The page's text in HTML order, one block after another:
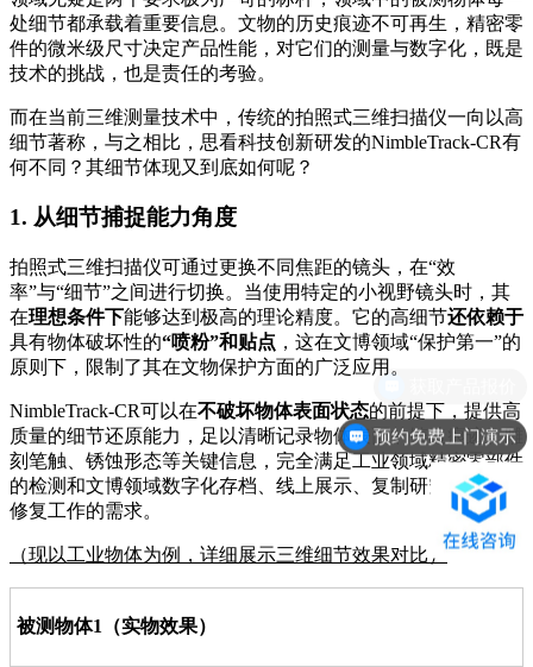
处细节都承载着重要信息。文物的历史痕迹不可再生，精密零
件的微米级尺寸决定产品性能，对它们的测量与数字化，既是
技术的挑战，也是责任的考验。
而在当前三维测量技术中，传统的拍照式三维扫描仪一向以高
细节著称，与之相比，思看科技创新研发的NimbleTrack-CR有
何不同？其细节体现又到底如何呢？
1. 从细节捕捉能力角度
拍照式三维扫描仪可通过更换不同焦距的镜头，在“效
率”与“细节”之间进行切换。当使用特定的小视野镜头时，其
在理想条件下能够达到极高的理论精度。它的高细节还依赖于
具有物体破坏性的“喷粉”和贴点 ，这在文博领域“保护第一”的
原则下，限制了其在文物保护方面的广泛应用。
NimbleTrack-CR可以在不破坏物体表面状态的前提下，提供高
质量的细节还原能力，足以清晰记录物体表面的铸造痕迹、雕
刻笔触、锈蚀形态等关键信息，完全满足工业领域精密零部件
的检测和文博领域数字化存档、线上展示、复制研究和大部分
修复工作的需求。
（现以工业物体为例，详细展示三维细节效果对比）
被测物体1（实物效果）
预约免费上门演示